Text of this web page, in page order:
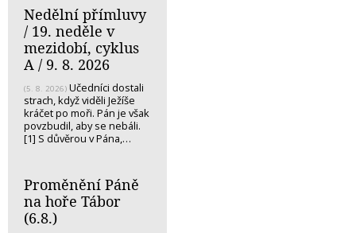
Nedělní přímluvy
/ 19. neděle v
mezidobí, cyklus
A / 9. 8. 2026
(5. 8. 2026) Učedníci dostali
strach, když viděli Ježíše
kráčet po moři. Pán je však
povzbudil, aby se nebáli.
[1] S důvěrou v Pána,…
Proměnění Páně
na hoře Tábor
(6.8.)